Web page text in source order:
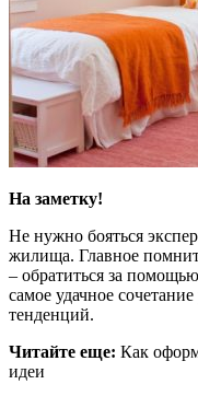
На заметку!
Не нужно бояться
жилища. Главное
– обратиться за
самое удачное
тенденций.
Читайте еще: Как
идеи